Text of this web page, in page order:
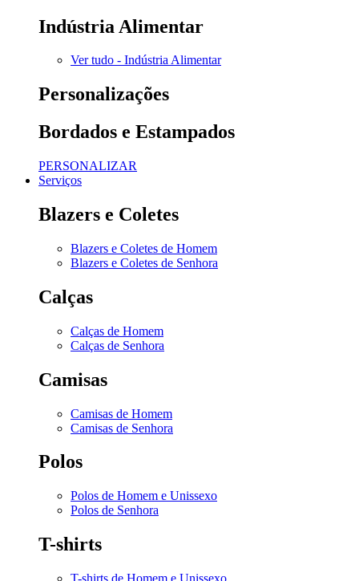
Indústria Alimentar
Ver tudo - Indústria Alimentar
Personalizações
Bordados e Estampados
PERSONALIZAR
Serviços
Blazers e Coletes
Blazers e Coletes de Homem
Blazers e Coletes de Senhora
Calças
Calças de Homem
Calças de Senhora
Camisas
Camisas de Homem
Camisas de Senhora
Polos
Polos de Homem e Unissexo
Polos de Senhora
T-shirts